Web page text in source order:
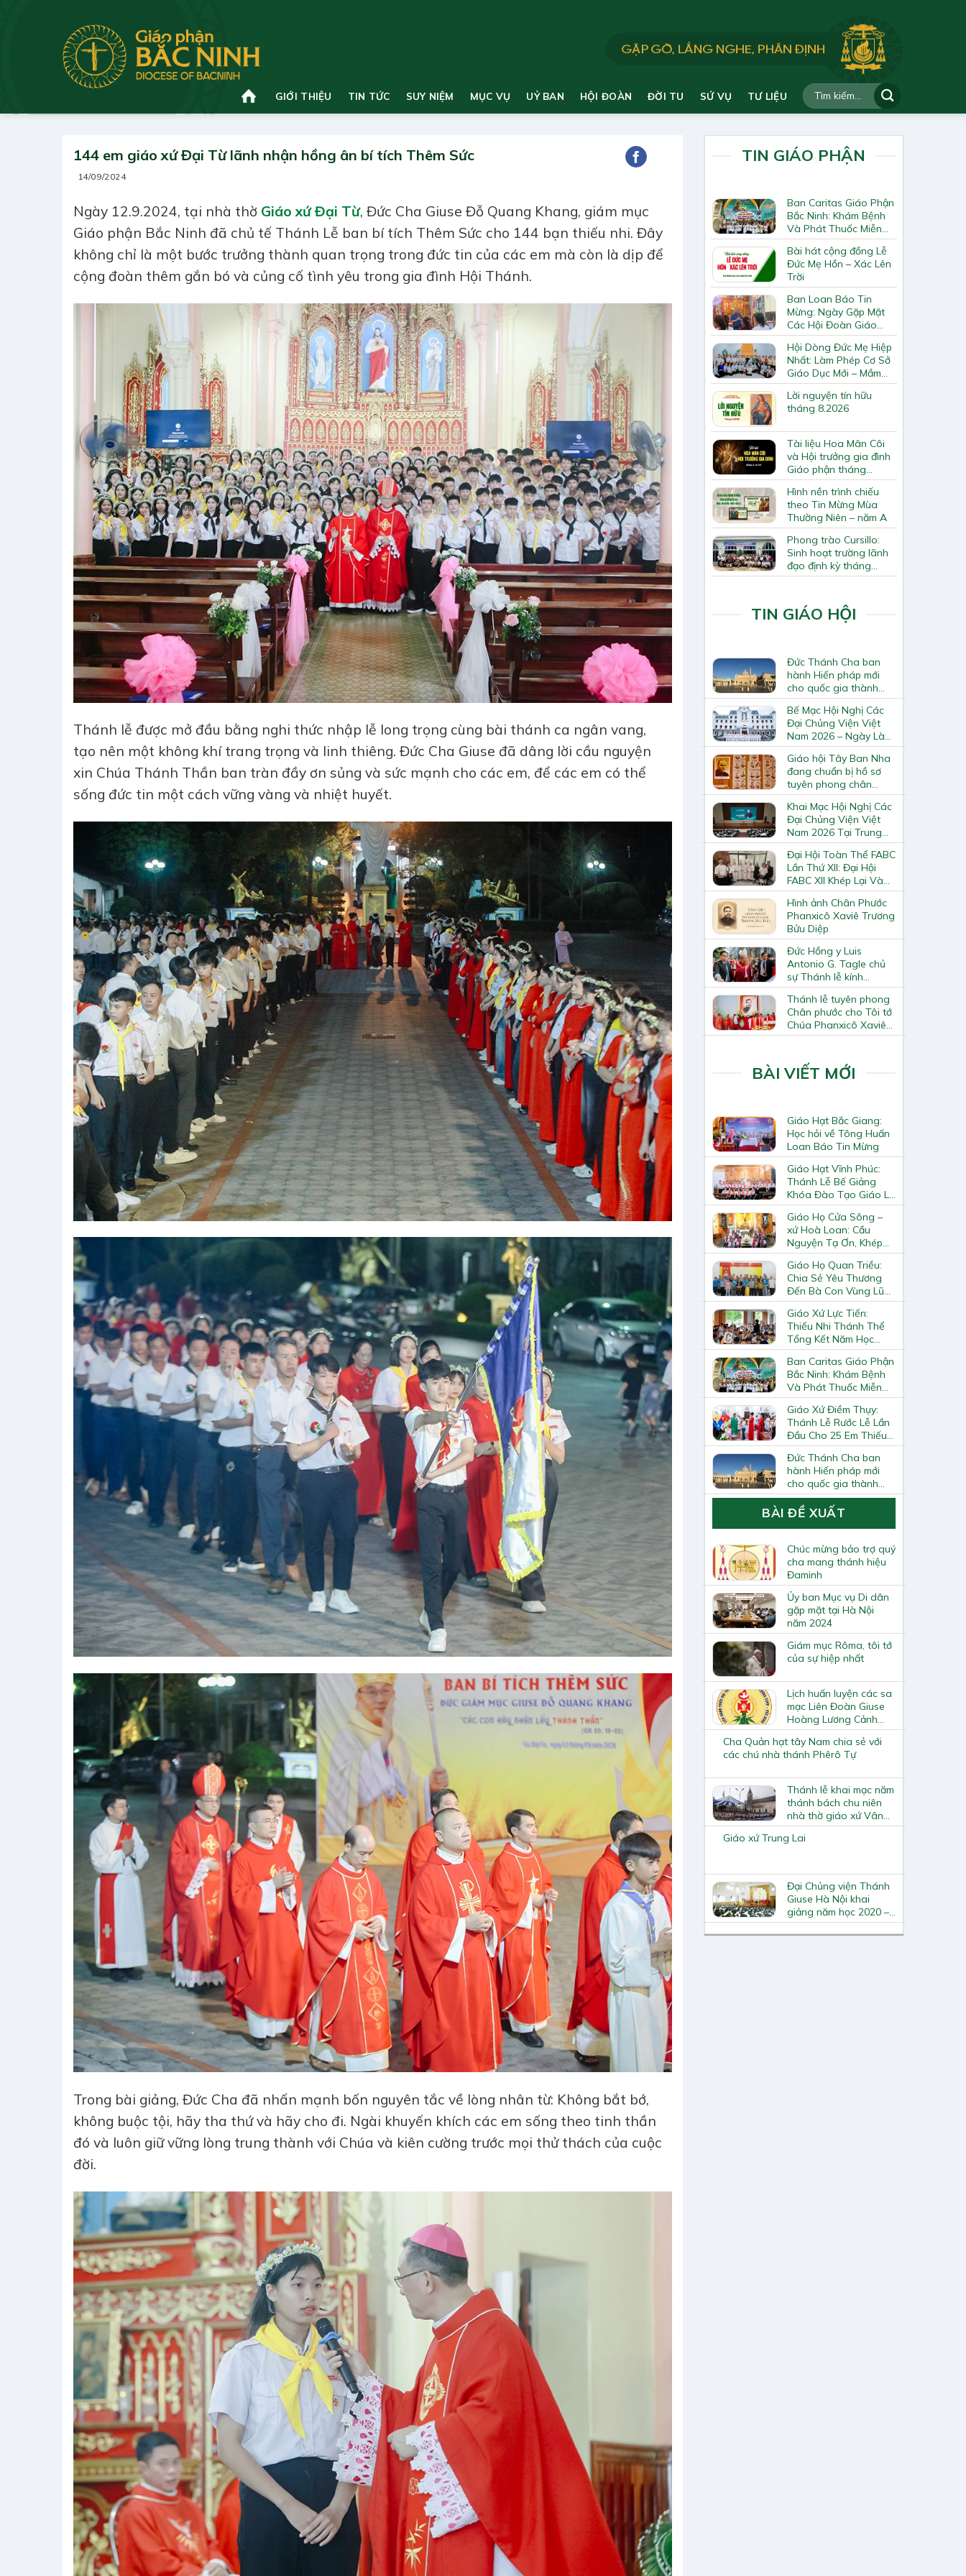
GIỚI THIỆU TIN TỨC SUY NIỆM MỤC VỤ UỶ BAN HỘI ĐOÀN ĐỜI TU SỨ VỤ TƯ LIỆU
144 em giáo xứ Đại Từ lãnh nhận hồng ân bí tích Thêm Sức
14/09/2024
Ngày 12.9.2024, tại nhà thờ Giáo xứ Đại Từ, Đức Cha Giuse Đỗ Quang Khang, giám mục
Giáo phận Bắc Ninh đã chủ tế Thánh Lễ ban bí tích Thêm Sức cho 144 bạn thiếu nhi. Đây
không chỉ là một bước trưởng thành quan trọng trong đức tin của các em mà còn là dịp để
cộng đoàn thêm gắn bó và củng cố tình yêu trong gia đình Hội Thánh.
Thánh lễ được mở đầu bằng nghi thức nhập lễ long trọng cùng bài thánh ca ngân vang,
tạo nên một không khí trang trọng và linh thiêng. Đức Cha Giuse đã dâng lời cầu nguyện
xin Chúa Thánh Thần ban tràn đầy ơn sủng và sức mạnh cho các em, để các em có thể
sống đức tin một cách vững vàng và nhiệt huyết.
Trong bài giảng, Đức Cha đã nhấn mạnh bốn nguyên tắc về lòng nhân từ: Không bắt bớ,
không buộc tội, hãy tha thứ và hãy cho đi. Ngài khuyến khích các em sống theo tinh thần
đó và luôn giữ vững lòng trung thành với Chúa và kiên cường trước mọi thử thách của cuộc
đời.
TIN GIÁO PHẬN
Ban Caritas Giáo Phận
Bắc Ninh: Khám Bệnh
Và Phát Thuốc Miễn
Phí Tại Giáo Xứ Đồng
Chương
Bài hát cộng đồng Lễ
Đức Mẹ Hồn – Xác Lên
Trời
Ban Loan Báo Tin
Mừng: Ngày Gặp Mặt
Các Hội Đoàn Giáo
Hạt Bắc Giang
Hội Dòng Đức Mẹ Hiệp
Nhất: Làm Phép Cơ Sở
Giáo Dục Mới – Mầm
Non Thiên Ân
Lời nguyện tín hữu
tháng 8.2026
Tài liệu Hoa Mân Côi
và Hội trưởng gia đình
Giáo phận tháng
8.2026
Hình nền trình chiếu
theo Tin Mừng Mùa
Thường Niên – năm A
Phong trào Cursillo:
Sinh hoạt trường lãnh
đạo định kỳ tháng
7/2026
TIN GIÁO HỘI
Đức Thánh Cha ban
hành Hiến pháp mới
cho quốc gia thành
Vatican
Bế Mạc Hội Nghị Các
Đại Chủng Viện Việt
Nam 2026 – Ngày Làm
Việc Cuối Cùng
Giáo hội Tây Ban Nha
đang chuẩn bị hồ sơ
tuyên phong chân
phước và phong thánh
cho 3.344 vị
Khai Mạc Hội Nghị Các
Đại Chủng Viện Việt
Nam 2026 Tại Trung
Tâm Mục Vụ Giáo
Phận Vinh
Đại Hội Toàn Thể FABC
Lần Thứ XII: Đại Hội
FABC XII Khép Lại Và
Mở Ra Một Hành Trình
Mới Cho Giáo Hội Tại
Châu Á
Hình ảnh Chân Phước
Phanxicô Xaviê Trương
Bửu Diệp
Đức Hồng y Luis
Antonio G. Tagle chủ
sự Thánh lễ kính
Thánh Tô-ma Tông đồ
tại Nhà thờ Chính tòa
Hà Nội
Thánh lễ tuyên phong
Chân phước cho Tôi tớ
Chúa Phanxicô Xaviê
Trương Bửu Diệp
BÀI VIẾT MỚI
Giáo Hạt Bắc Giang:
Học hỏi về Tông Huấn
Loan Báo Tin Mừng
Giáo Hạt Vĩnh Phúc:
Thánh Lễ Bế Giảng
Khóa Đào Tạo Giáo Lý
Viên – Huynh Trưởng
Cấp II
Giáo Họ Cửa Sông –
xứ Hoà Loan: Cầu
Nguyện Tạ Ơn, Khép
Lại Khóa Huấn Luyện
Giáo Lý Viên Cấp II
Giáo Họ Quan Triều:
Chia Sẻ Yêu Thương
Đến Bà Con Vùng Lũ
Lai Châu
Giáo Xứ Lực Tiến:
Thiếu Nhi Thánh Thể
Tổng Kết Năm Học
Giáo Lý
Ban Caritas Giáo Phận
Bắc Ninh: Khám Bệnh
Và Phát Thuốc Miễn
Phí Tại Giáo Xứ Đồng
Chương
Giáo Xứ Điềm Thụy:
Thánh Lễ Rước Lễ Lần
Đầu Cho 25 Em Thiếu
Nhi
Đức Thánh Cha ban
hành Hiến pháp mới
cho quốc gia thành
Vatican
BÀI ĐỀ XUẤT
Chúc mừng bảo trợ quý
cha mang thánh hiệu
Đaminh
Ủy ban Mục vụ Di dân
gặp mặt tại Hà Nội
năm 2024
Giám mục Rôma, tôi tớ
của sự hiệp nhất
Lịch huấn luyện các sa
mạc Liên Đoàn Giuse
Hoàng Lương Cảnh
năm 2019
Cha Quản hạt tây Nam chia sẻ với
các chú nhà thánh Phêrô Tự
Thánh lễ khai mạc năm
thánh bách chu niên
nhà thờ giáo xứ Vân
Cương
Giáo xứ Trung Lai
Đại Chủng viện Thánh
Giuse Hà Nội khai
giảng năm học 2020 –
2021